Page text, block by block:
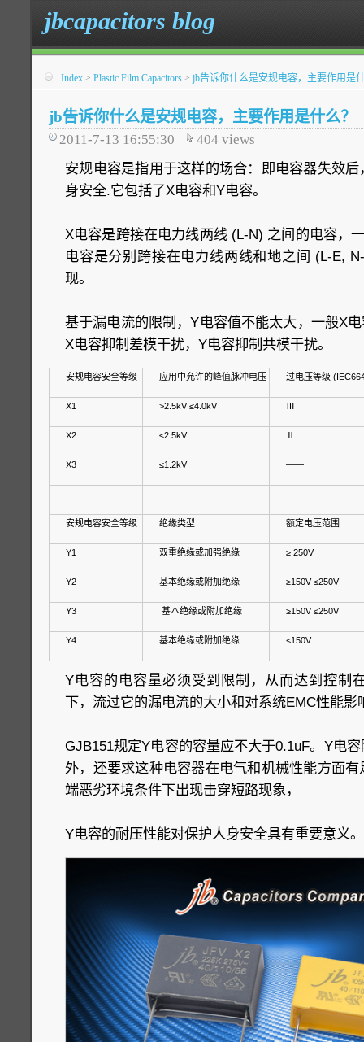
jbcapacitors blog
Index > Plastic Film Capacitors > jb告诉你什么是安规电容，主要作用是
jb告诉你什么是安规电容，主要作用是什么？
2011-7-13 16:55:30 404 views
安规电容是指用于这样的场合：即电容器失效
身安全.它包括了X电容和Y电容。
X电容是跨接在电力线两线 (L-N) 之间的电容，
电容是分别跨接在电力线两线和地之间 (L-E,
现。
基于漏电流的限制，Y电容值不能太大，一般X
X电容抑制差模干扰，Y电容抑制共模干扰。
安规电容安全等级 应用中允许的峰值脉冲电压 过电压等级
X1 >2.5kV ≤4.0kV Ⅲ
X2 ≤2.5kV Ⅱ
X3 ≤1.2kV ——
安规电容安全等级 绝缘类型 额定电压范围
Y1 双重绝缘或加强绝缘 ≥ 250V
Y2 基本绝缘或附加绝缘 ≥150V ≤250V
Y3 基本绝缘或附加绝缘 ≥150V ≤250V
Y4 基本绝缘或附加绝缘 <150V
Y电容的电容量必须受到限制，从而达到控制
下，流过它的漏电流的大小和对系统EMC性能影
GJB151规定Y电容的容量应不大于0.1uF。Y电
外，还要求这种电容器在电气和机械性能方面
端恶劣环境条件下出现击穿短路现象，
Y电容的耐压性能对保护人身安全具有重要意义。